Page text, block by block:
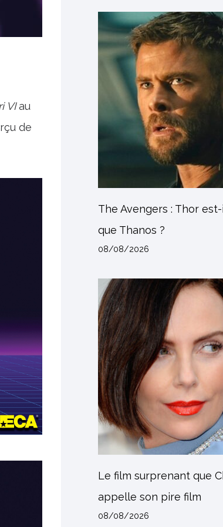
VIau
de
The Avengers : Thor
que Thanos ?
08/08/2026
Le film surprenant que
appelle son pire film
08/08/2026